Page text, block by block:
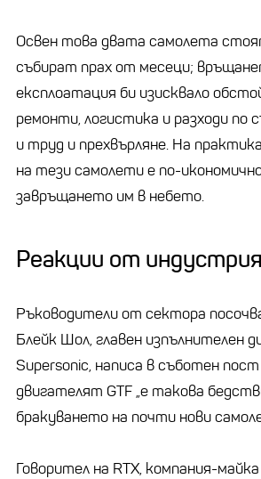
Освен това двата самолета
събират прах от месеци;
експлоатация би изисквало
ремонти, логистика и разходи по
и труд и прехвърляне. На
на тези самолети е по-
завръщането им в небето.
Реакции от
Ръководители от сектора
Блейк Шол, главен изпълнителен
Supersonic, написа в съботен пост
двигателят GTF „е такова
бракуването на почти нови
Говорител на RTX, компания-